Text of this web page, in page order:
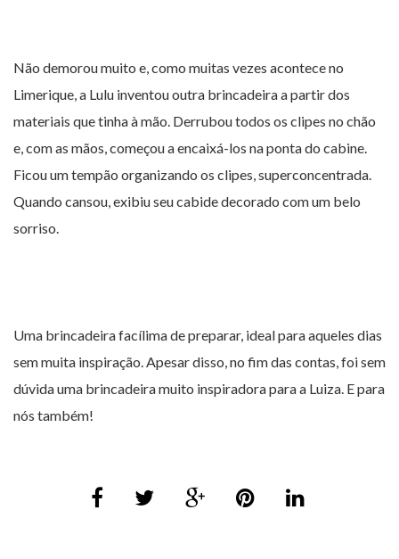
Não demorou muito e, como muitas vezes acontece no
Limerique, a Lulu inventou outra brincadeira a partir dos
materiais que tinha à mão. Derrubou todos os clipes no chão
e, com as mãos, começou a encaixá-los na ponta do cabine.
Ficou um tempão organizando os clipes, superconcentrada.
Quando cansou, exibiu seu cabide decorado com um belo
sorriso.
Uma brincadeira facílima de preparar, ideal para aqueles dias
sem muita inspiração. Apesar disso, no fim das contas, foi sem
dúvida uma brincadeira muito inspiradora para a Luiza. E para
nós também!